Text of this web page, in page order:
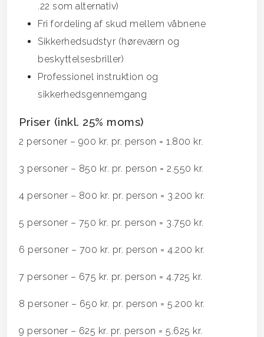
.22 som alternativ)
Fri fordeling af skud mellem våbnene
Sikkerhedsudstyr (høreværn og
beskyttelsesbriller)
Professionel instruktion og
sikkerhedsgennemgang
Priser (inkl. 25% moms)
2 personer – 900 kr. pr. person = 1.800 kr.
3 personer – 850 kr. pr. person = 2.550 kr.
4 personer – 800 kr. pr. person = 3.200 kr.
5 personer – 750 kr. pr. person = 3.750 kr.
6 personer – 700 kr. pr. person = 4.200 kr.
7 personer – 675 kr. pr. person = 4.725 kr.
8 personer – 650 kr. pr. person = 5.200 kr.
9 personer – 625 kr. pr. person = 5.625 kr.